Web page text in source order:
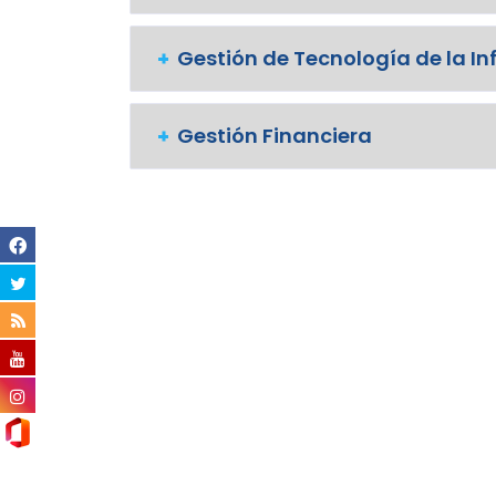
Gestión de Tecnología de la
Gestión Financiera